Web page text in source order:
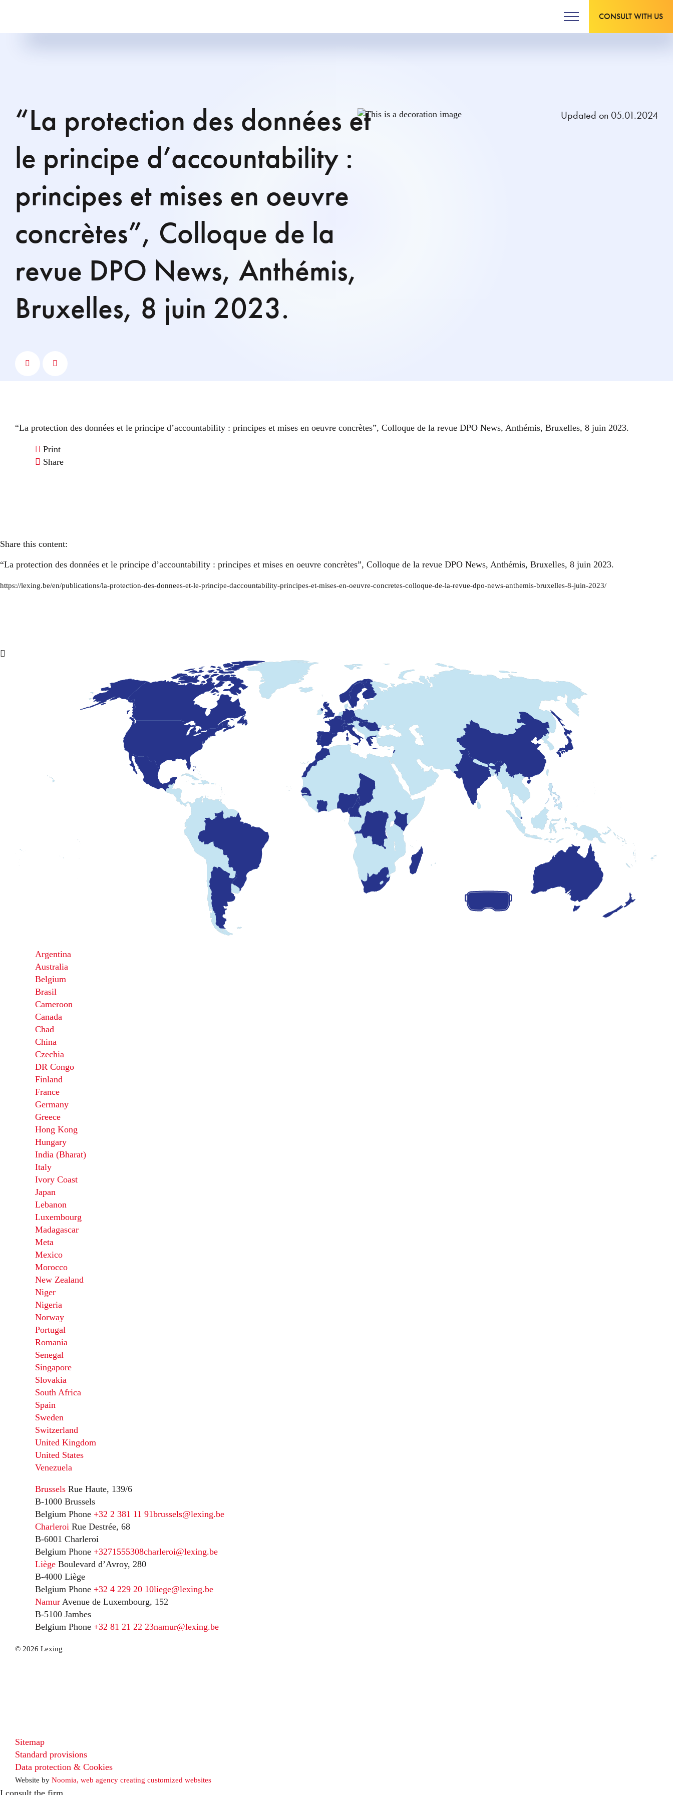
CONSULT WITH US
“La protection des données et
le principe d’accountability :
principes et mises en oeuvre
concrètes”, Colloque de la
revue DPO News, Anthémis,
Bruxelles, 8 juin 2023.
Updated on 05.01.2024
“La protection des données et le principe d’accountability : principes et mises en oeuvre concrètes”, Colloque de la revue DPO News, Anthémis, Bruxelles, 8 juin 2023.
Print
Share
Share this content:
“La protection des données et le principe d’accountability : principes et mises en oeuvre concrètes”, Colloque de la revue DPO News, Anthémis, Bruxelles, 8 juin 2023.
https://lexing.be/en/publications/la-protection-des-donnees-et-le-principe-daccountability-principes-et-mises-en-oeuvre-concretes-colloque-de-la-revue-dpo-news-anthemis-bruxelles-8-juin-2023/
Argentina
Australia
Belgium
Brasil
Cameroon
Canada
Chad
China
Czechia
DR Congo
Finland
France
Germany
Greece
Hong Kong
Hungary
India (Bharat)
Italy
Ivory Coast
Japan
Lebanon
Luxembourg
Madagascar
Meta
Mexico
Morocco
New Zealand
Niger
Nigeria
Norway
Portugal
Romania
Senegal
Singapore
Slovakia
South Africa
Spain
Sweden
Switzerland
United Kingdom
United States
Venezuela
Brussels Rue Haute, 139/6
B-1000 Brussels
Belgium Phone +32 2 381 11 91brussels@lexing.be
Charleroi Rue Destrée, 68
B-6001 Charleroi
Belgium Phone +3271555308charleroi@lexing.be
Liège Boulevard d’Avroy, 280
B-4000 Liège
Belgium Phone +32 4 229 20 10liege@lexing.be
Namur Avenue de Luxembourg, 152
B-5100 Jambes
Belgium Phone +32 81 21 22 23namur@lexing.be
© 2026 Lexing
Sitemap
Standard provisions
Data protection & Cookies
Website by Noomia, web agency creating customized websites
I consult the firm